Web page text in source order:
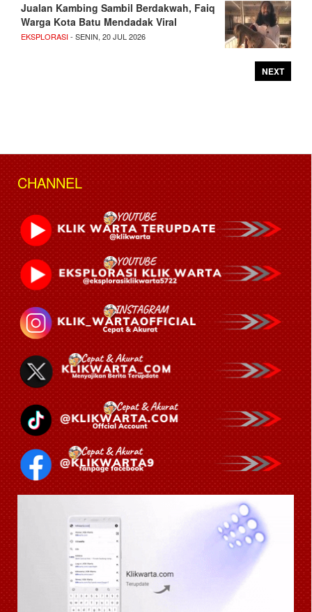
Jualan Kambing Sambil Berdakwah, Faiq
Warga Kota Batu Mendadak Viral
EKSPLORASI- SENIN, 20 JUL 2026
NEXT
CHANNEL